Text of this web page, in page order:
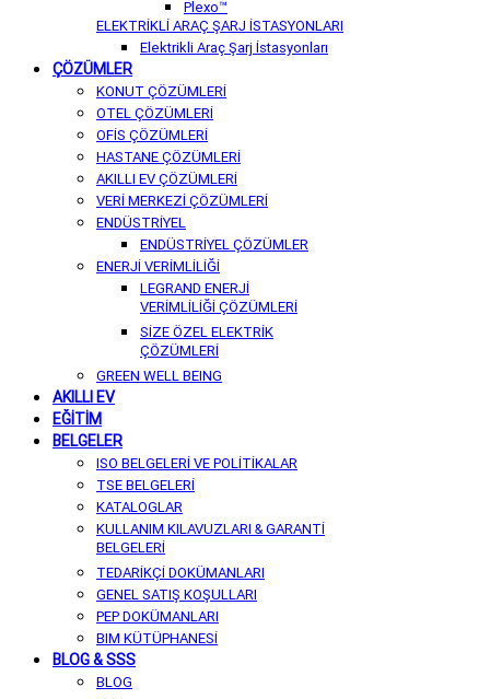
Plexo™
ELEKTRİKLİ ARAÇ ŞARJ İSTASYONLARI
Elektrikli Araç Şarj İstasyonları
ÇÖZÜMLER
KONUT ÇÖZÜMLERİ
OTEL ÇÖZÜMLERİ
OFİS ÇÖZÜMLERİ
HASTANE ÇÖZÜMLERİ
AKILLI EV ÇÖZÜMLERİ
VERİ MERKEZİ ÇÖZÜMLERİ
ENDÜSTRİYEL
ENDÜSTRİYEL ÇÖZÜMLER
ENERJİ VERİMLİLİĞİ
LEGRAND ENERJİ
VERİMLİLİĞİ ÇÖZÜMLERİ
SİZE ÖZEL ELEKTRİK
ÇÖZÜMLERİ
GREEN WELL BEING
AKILLI EV
EĞİTİM
BELGELER
ISO BELGELERİ VE POLİTİKALAR
TSE BELGELERİ
KATALOGLAR
KULLANIM KILAVUZLARI & GARANTİ
BELGELERİ
TEDARİKÇİ DOKÜMANLARI
GENEL SATIŞ KOŞULLARI
PEP DOKÜMANLARI
BIM KÜTÜPHANESİ
BLOG & SSS
BLOG